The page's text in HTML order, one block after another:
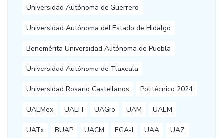
Universidad Autónoma de Guerrero
Universidad Autónoma del Estado de Hidalgo
Benemérita Universidad Autónoma de Puebla
Universidad Autónoma de Tlaxcala
Universidad Rosario Castellanos Politécnico 2024
UAEMex UAEH UAGro UAM UAEM
UATx BUAP UACM EGA-I UAA UAZ